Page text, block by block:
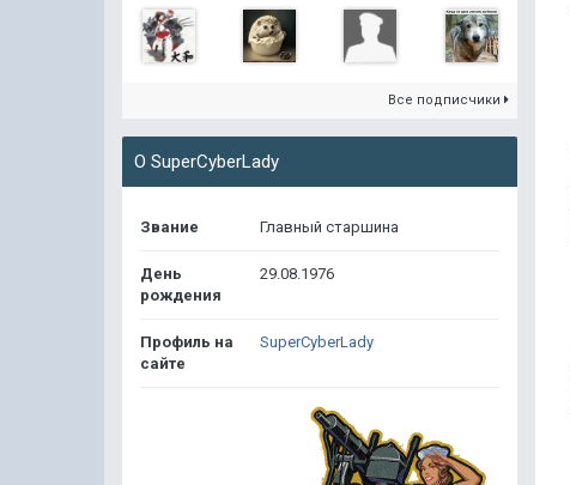
Все подписчики
О SuperCyberLady
Звание Главный старшина
День
рождения
29.08.1976
Профиль на
сайте
SuperCyberLady